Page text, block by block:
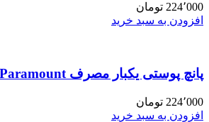
224٬000 تومان
افزودن به سبد خرید
پانچ پوستی یکبار مصرف 2m 2-PUNCH Paramount
224٬000 تومان
افزودن به سبد خرید